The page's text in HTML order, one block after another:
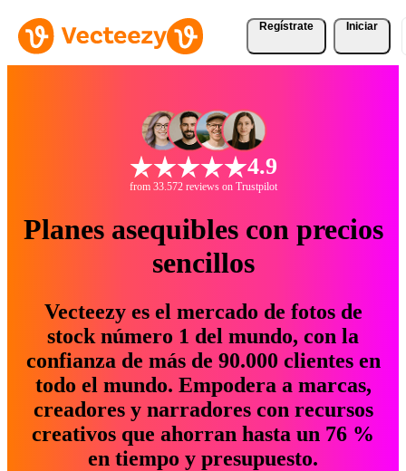
Regístrate Iniciar
4.9
from 33.572 reviews on Trustpilot
Planes asequibles con precios
sencillos
Vecteezy es el mercado de fotos de
stock número 1 del mundo, con la
confianza de más de 90.000 clientes en
todo el mundo. Empodera a marcas,
creadores y narradores con recursos
creativos que ahorran hasta un 76 %
en tiempo y presupuesto.